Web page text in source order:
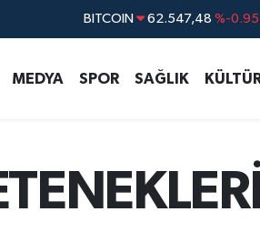
DOLAR 47,5391 %0.05
STERLİN 63,9310 %-0.38
BITCOIN 62.547,48 %-0.95
MEDYA SPOR SAĞLIK